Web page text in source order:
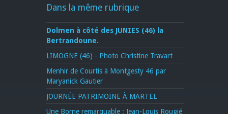
Dans la même rubrique
Dolmen à côté des JUNIES (46) la
Bertrandoune.
LIMOGNE (46) - Photo Christine Travart
Menhir de Courtis à Montgesty 46 par
Maryanick Gautier
JOURNÉE PATRIMOINE À MARTEL
Une Borne remarquable : Jean-Louis Rougié